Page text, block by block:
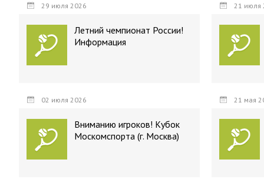
29 июля 2026
Летний чемпионат России!
Информация
21 июля
02 июля 2026
Вниманию игроков! Кубок
Москомспорта (г. Москва)
21 мая